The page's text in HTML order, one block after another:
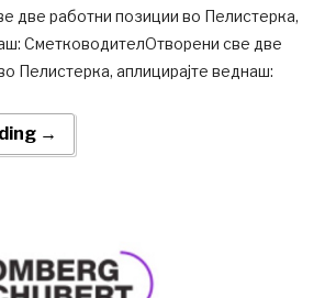
две работни позиции во Пелистерка,
СметководителОтворени све две
Пелистерка, аплицирајте веднаш:
→